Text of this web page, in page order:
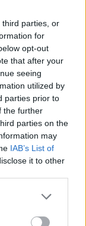
third parties, or
for
opt-out
that after your
seeing
utilized by
parties prior to
the further
parties on the
may
IAB’s List of
it to other
more Google
may click to
100.00%